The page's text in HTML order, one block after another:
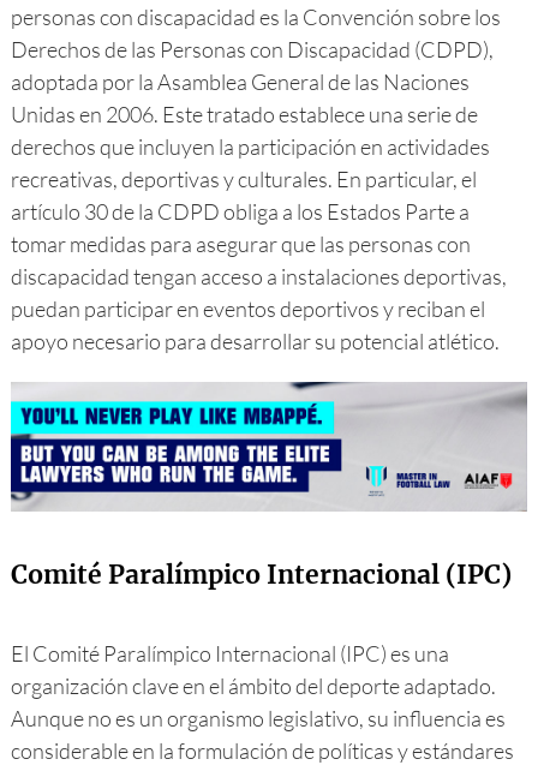
personas con discapacidad es la Convención sobre los
Derechos de las Personas con Discapacidad (CDPD),
adoptada por la Asamblea General de las Naciones
Unidas en 2006. Este tratado establece una serie de
derechos que incluyen la participación en actividades
recreativas, deportivas y culturales. En particular, el
artículo 30 de la CDPD obliga a los Estados Parte a
tomar medidas para asegurar que las personas con
discapacidad tengan acceso a instalaciones deportivas,
puedan participar en eventos deportivos y reciban el
apoyo necesario para desarrollar su potencial atlético.
Comité Paralímpico Internacional (IPC)
El Comité Paralímpico Internacional (IPC) es una
organización clave en el ámbito del deporte adaptado.
Aunque no es un organismo legislativo, su influencia es
considerable en la formulación de políticas y estándares